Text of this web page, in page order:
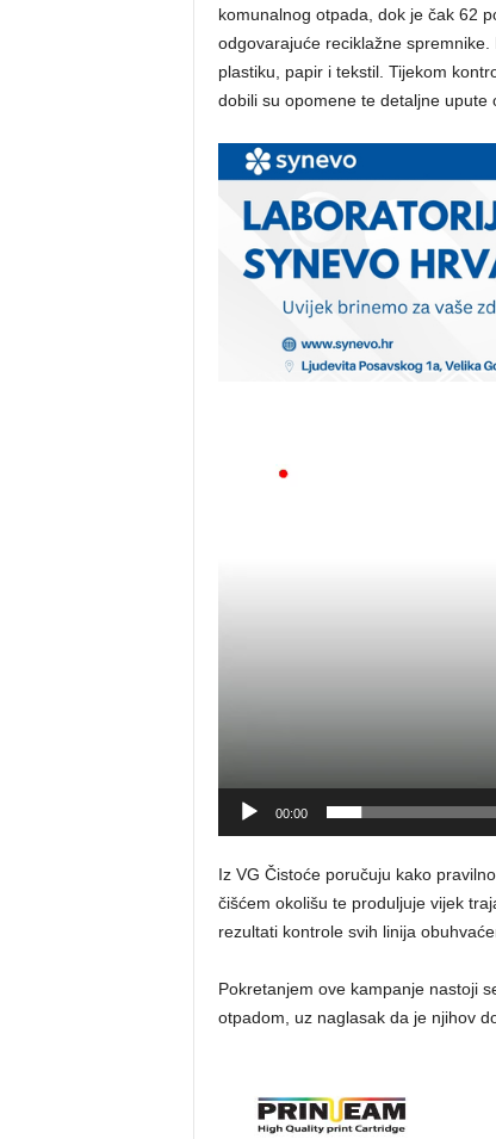
komunalnog otpada, dok je čak 62
odgovarajuće reciklažne
plastiku, papir i tekstil. Tijekom
dobili su opomene te detaljne upute
00:00
Iz VG Čistoće poručuju kako
čišćem okolišu te produljuje vijek
rezultati kontrole svih linija
Pokretanjem ove kampanje nastoji
otpadom, uz naglasak da je njihov